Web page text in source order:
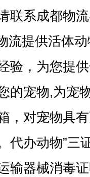
联系成都物
流提供活体
验，为您提
的宠物,为宠
，对宠物具
代办动物”三
输器械消毒